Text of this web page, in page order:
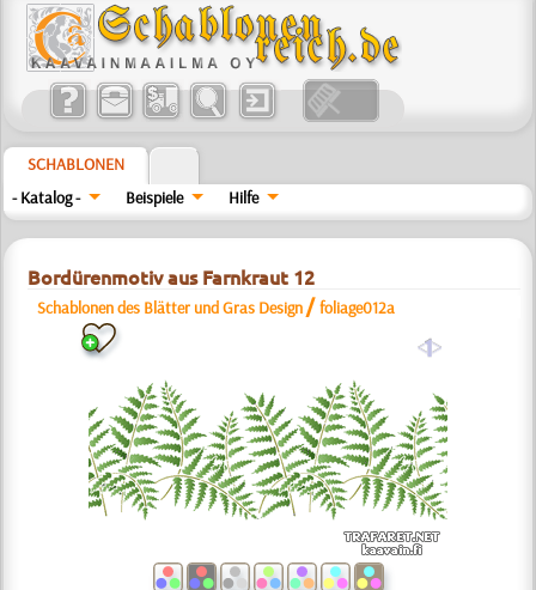
SCHABLONEN
- Katalog -
Beispiele Hilfe
Bordürenmotiv aus Farnkraut 12
Schablonen des Blätter und Gras Design /foliage012a
a